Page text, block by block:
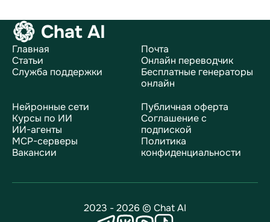
Chat AI
Главная
Статьи
Служба поддержки
Почта
Онлайн переводчик
Бесплатные генераторы
онлайн
Нейронные сети
Курсы по ИИ
ИИ-агенты
MCP-серверы
Вакансии
Публичная оферта
Соглашение с
подпиской
Политика
конфиденциальности
2023 - 2026 © Chat AI